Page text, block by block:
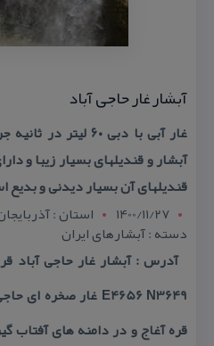
آبشار غار حاجی آباد
غار آبی با دبی ۶۰
آبشار و قندیلهای بسیار زیبا و
قندیلهای آن بسیار دیدنی و
1400/11/27
استان :
دسته : آبشارهای ایران
آدرس : آبشار غار حاجی آباد
قره آغاج و در دامنه های آفتاب